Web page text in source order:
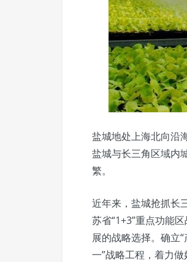
盐城地处上海北向沿
盐城与长三角区域内
繁。
近年来，盐城抢抓长
苏省“1+3”重点功能
展的战略选择。确立
一”战略工程，着力做